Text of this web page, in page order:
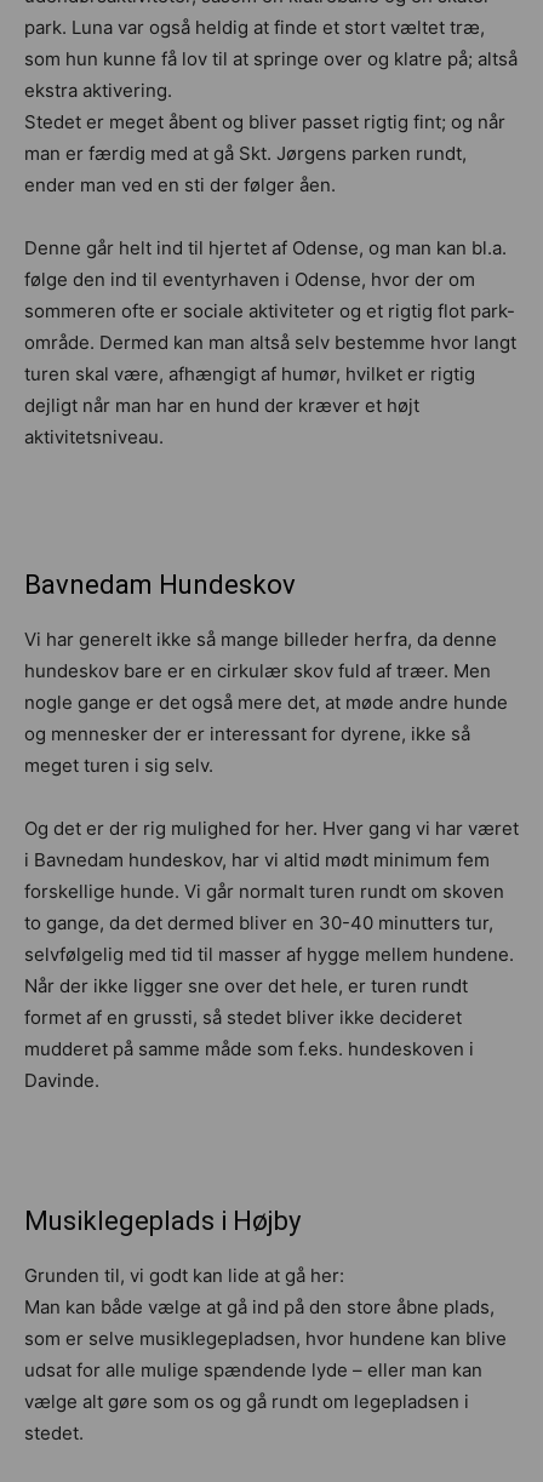
park. Luna var også heldig at finde et stort væltet træ,
som hun kunne få lov til at springe over og klatre på; altså
ekstra aktivering.
Stedet er meget åbent og bliver passet rigtig fint; og når
man er færdig med at gå Skt. Jørgens parken rundt,
ender man ved en sti der følger åen.
Denne går helt ind til hjertet af Odense, og man kan bl.a.
følge den ind til eventyrhaven i Odense, hvor der om
sommeren ofte er sociale aktiviteter og et rigtig flot park-
område. Dermed kan man altså selv bestemme hvor langt
turen skal være, afhængigt af humør, hvilket er rigtig
dejligt når man har en hund der kræver et højt
aktivitetsniveau.
Bavnedam Hundeskov
Vi har generelt ikke så mange billeder herfra, da denne
hundeskov bare er en cirkulær skov fuld af træer. Men
nogle gange er det også mere det, at møde andre hunde
og mennesker der er interessant for dyrene, ikke så
meget turen i sig selv.
Og det er der rig mulighed for her. Hver gang vi har været
i Bavnedam hundeskov, har vi altid mødt minimum fem
forskellige hunde. Vi går normalt turen rundt om skoven
to gange, da det dermed bliver en 30-40 minutters tur,
selvfølgelig med tid til masser af hygge mellem hundene.
Når der ikke ligger sne over det hele, er turen rundt
formet af en grussti, så stedet bliver ikke decideret
mudderet på samme måde som f.eks. hundeskoven i
Davinde.
Musiklegeplads i Højby
Grunden til, vi godt kan lide at gå her:
Man kan både vælge at gå ind på den store åbne plads,
som er selve musiklegepladsen, hvor hundene kan blive
udsat for alle mulige spændende lyde – eller man kan
vælge alt gøre som os og gå rundt om legepladsen i
stedet.